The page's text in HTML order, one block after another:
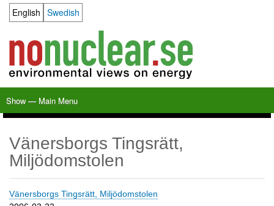
content
Language switcher
English Swedish
Main
Menu
Show — Main Menu
Vänersborgs Tingsrätt,
Miljödomstolen
Vänersborgs Tingsrätt, Miljödomstolen